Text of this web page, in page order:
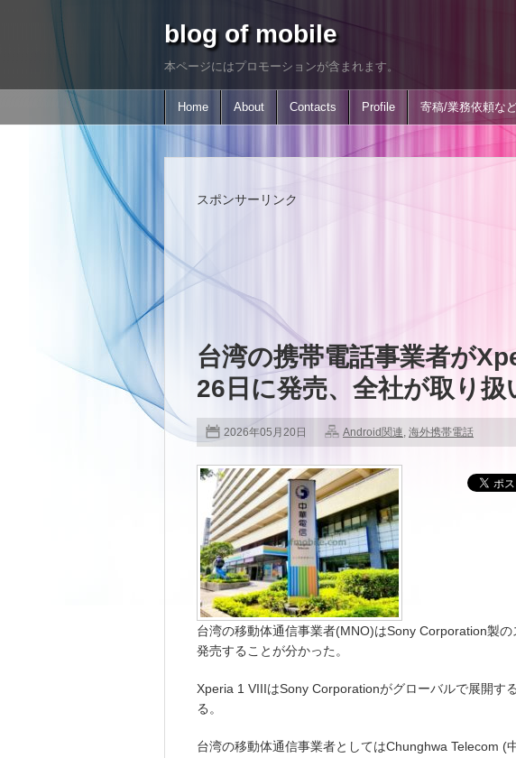
blog of mobile
本ページにはプロモーションが含まれます。
Home About Contacts Profile 寄稿/業務依頼な
スポンサーリンク
台湾の携帯電話事業者が
26日に発売、全社が取り扱
2026年05月20日 Android関連, 海外携帯電話
台湾の移動体通信事業者(MNO)はSony Corporation製
発売することが分かった。
Xperia 1 VIIIはSony Corporationがグローバルで展開す
る。
台湾の移動体通信事業者としてはChunghwa Telecom (